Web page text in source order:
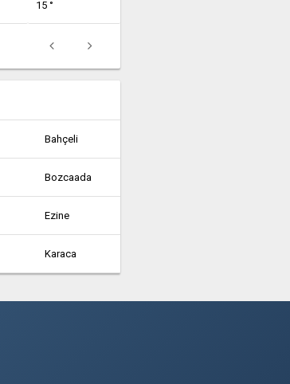
15 °
Bahçeli
Bozcaada
Ezine
Karaca